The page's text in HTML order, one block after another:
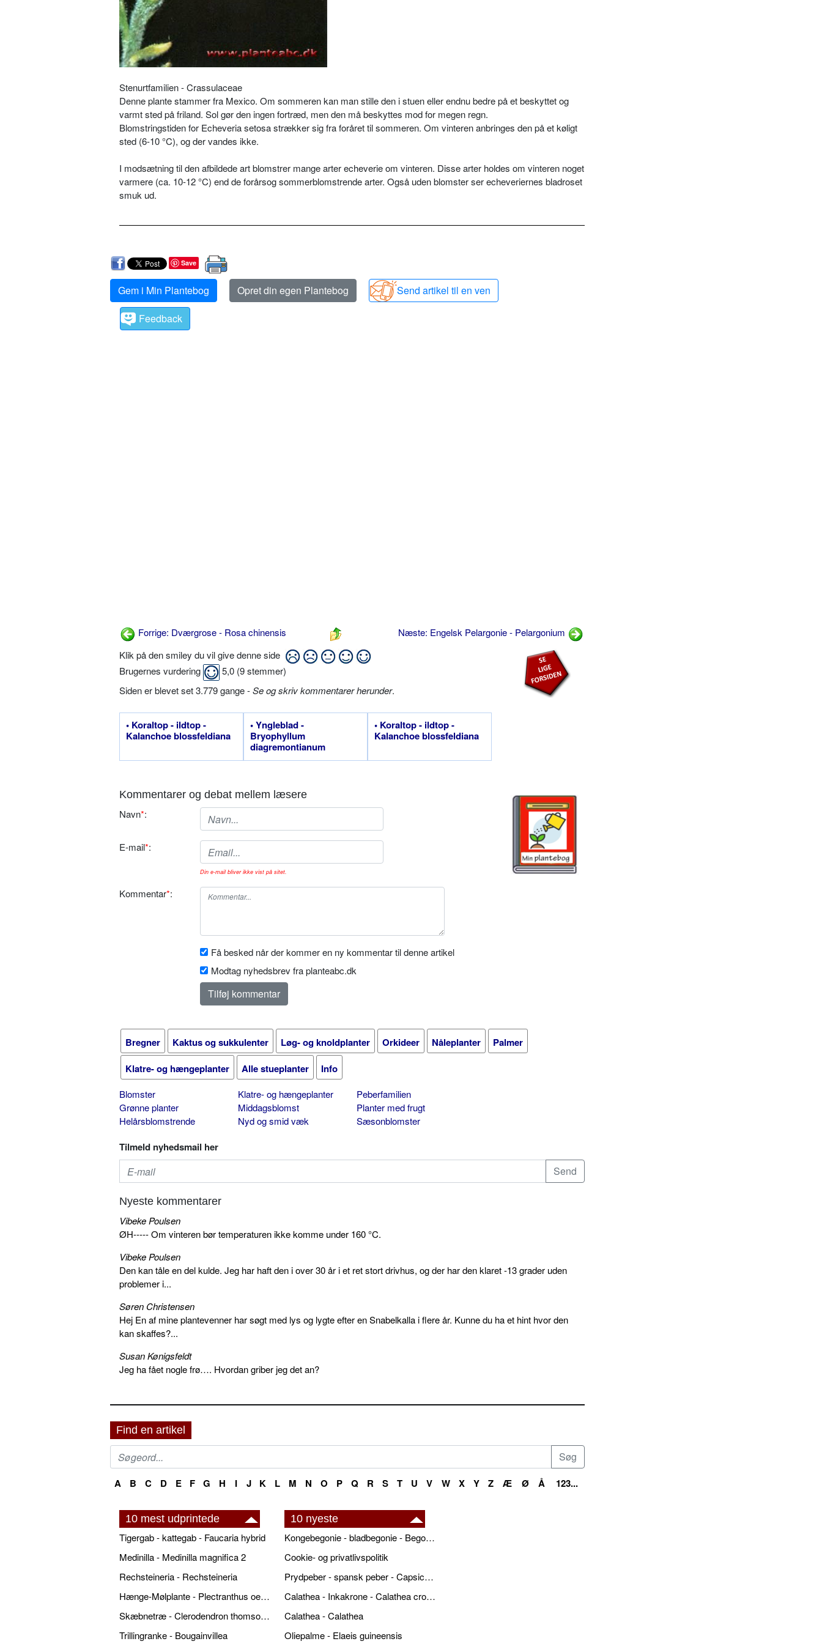
Stenurtfamilien - Crassulaceae
Denne plante stammer fra Mexico. Om sommeren kan man stille den i stuen eller endnu bedre på et beskyttet og
varmt sted på friland. Sol gør den ingen fortræd, men den må beskyttes mod for megen regn.
Blomstringstiden for Echeveria setosa strækker sig fra foråret til sommeren. Om vinteren anbringes den på et køligt
sted (6-10 °C), og der vandes ikke.
I modsætning til den afbildede art blomstrer mange arter echeverie om vinteren. Disse arter holdes om vinteren noget
varmere (ca. 10-12 °C) end de forårsog sommerblomstrende arter. Også uden blomster ser echeveriernes bladroset
smuk ud.
Save
Gem i Min Plantebog Opret din egen Plantebog
Send artikel til en ven
Feedback
Forrige: Dværgrose - Rosa chinensis
Næste: Engelsk Pelargonie - Pelargonium
Klik på den smiley du vil give denne side
Brugernes vurdering
5,0 (9stemmer)
Siden er blevet set 3.779 gange -Se og skriv kommentarer herunder.
• Koraltop - ildtop -
Kalanchoe blossfeldiana
• Yngleblad -
Bryophyllum
diagremontianum
• Koraltop - ildtop -
Kalanchoe blossfeldiana
Kommentarer og debat mellem læsere
Navn*:
E-mail*:
Din e-mail bliver ikke vist på sitet.
Kommentar*:
Få besked når der kommer en ny kommentar til denne artikel
Modtag nyhedsbrev fra planteabc.dk
Bregner Kaktus og sukkulenter Løg- og knoldplanter Orkideer Nåleplanter
Palmer
Klatre- og hængeplanter
Alle stueplanter Info
Blomster
Grønne planter
Helårsblomstrende
Klatre- og hængeplanter
Middagsblomst
Nyd og smid væk
Peberfamilien
Planter med frugt
Sæsonblomster
Tilmeld nyhedsmail her
Nyeste kommentarer
Vibeke Poulsen
ØH----- Om vinteren bør temperaturen ikke komme under 160 °C.
Vibeke Poulsen
Den kan tåle en del kulde. Jeg har haft den i over 30 år i et ret stort drivhus, og der har den klaret -13 grader uden
problemer i...
Søren Christensen
Hej En af mine plantevenner har søgt med lys og lygte efter en Snabelkalla i flere år. Kunne du ha et hint hvor den
kan skaffes?...
Susan Kønigsfeldt
Jeg ha fået nogle frø…. Hvordan griber jeg det an?
Find en artikel
A B C D E F G H I J K L M N O P Q R S T U V W X Y Z Æ Ø Å 123...
10 mest udprintede
Tigergab - kattegab - Faucaria hybrid
Medinilla - Medinilla magnifica 2
Rechsteineria - Rechsteineria
Hænge-Mølplante - Plectranthus oertendahlii
Skæbnetræ - Clerodendron thomsonae
Trillingranke - Bougainvillea
10 nyeste
Kongebegonie - bladbegonie - Begonia x rex
Cookie- og privatlivspolitik
Prydpeber - spansk peber - Capsicum annuum
Calathea - Inkakrone - Calathea crocata
Calathea - Calathea
Oliepalme - Elaeis guineensis